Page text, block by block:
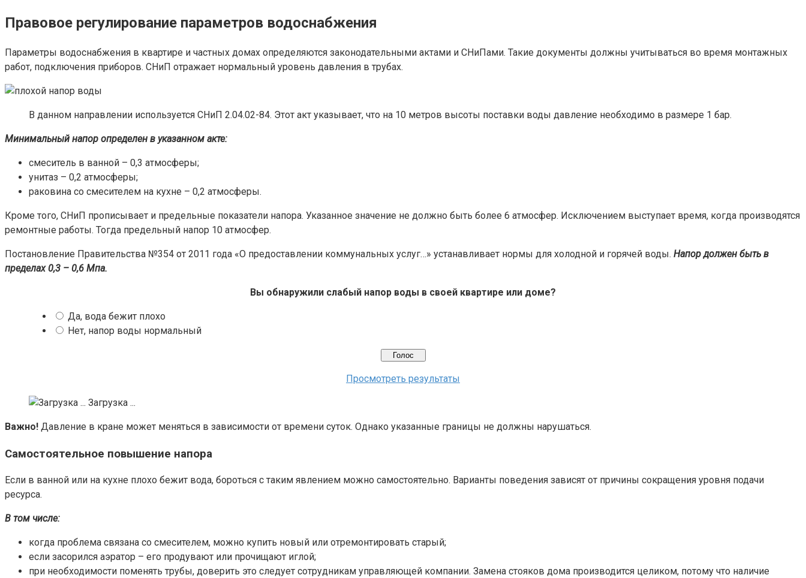
Правовое регулирование параметров водоснабжения
Параметры водоснабжения в квартире и частных домах определяются законодательными актами и СНиПами. Такие документы должны учитываться во время монтажных
работ, подключения приборов. СНиП отражает нормальный уровень давления в трубах.
В данном направлении используется СНиП 2.04.02-84. Этот акт указывает, что на 10 метров высоты поставки воды давление необходимо в размере 1 бар.
Минимальный напор определен в указанном акте:
смеситель в ванной – 0,3 атмосферы;
унитаз – 0,2 атмосферы;
раковина со смесителем на кухне – 0,2 атмосферы.
Кроме того, СНиП прописывает и предельные показатели напора. Указанное значение не должно быть более 6 атмосфер. Исключением выступает время, когда производятся
ремонтные работы. Тогда предельный напор 10 атмосфер.
Постановление Правительства №354 от 2011 года «О предоставлении коммунальных услуг…» устанавливает нормы для холодной и горячей воды. Напор должен быть в
пределах 0,3 – 0,6 Мпа.
Вы обнаружили слабый напор воды в своей квартире или доме?
Да, вода бежит плохо
Нет, напор воды нормальный
Просмотреть результаты
Загрузка ...
Важно! Давление в кране может меняться в зависимости от времени суток. Однако указанные границы не должны нарушаться.
Самостоятельное повышение напора
Если в ванной или на кухне плохо бежит вода, бороться с таким явлением можно самостоятельно. Варианты поведения зависят от причины сокращения уровня подачи
ресурса.
В том числе:
когда проблема связана со смесителем, можно купить новый или отремонтировать старый;
если засорился аэратор – его продувают или прочищают иглой;
при необходимости поменять трубы, доверить это следует сотрудникам управляющей компании. Замена стояков дома производится целиком, потому что наличие